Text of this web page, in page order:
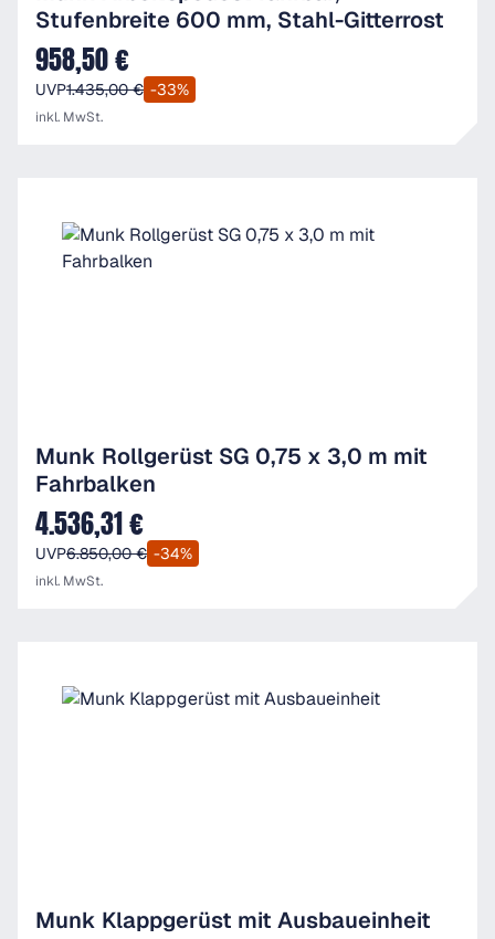
Stufenbreite 600 mm, Stahl-Gitterrost
Verkaufspreis:
958,50 €
UVP1.435,00 € -33%
inkl. MwSt.
Munk Rollgerüst SG 0,75 x 3,0 m mit
Fahrbalken
Verkaufspreis:
4.536,31 €
UVP6.850,00 € -34%
inkl. MwSt.
Munk Klappgerüst mit Ausbaueinheit